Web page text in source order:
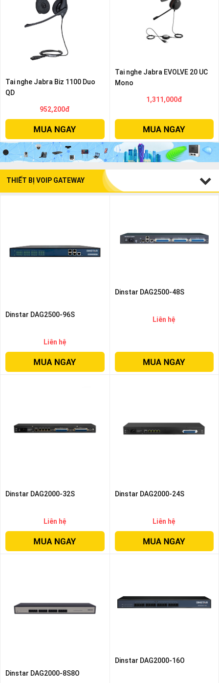
Tai nghe Jabra Biz 1100 Duo
QD
952,200đ
Tai nghe Jabra EVOLVE 20 UC
Mono
1,311,000đ
THIẾT BỊ VOIP GATEWAY
Dinstar DAG2500-96S
Liên hệ
Dinstar DAG2500-48S
Liên hệ
Dinstar DAG2000-32S
Liên hệ
Dinstar DAG2000-24S
Liên hệ
Dinstar DAG2000-8S8O
Dinstar DAG2000-16O